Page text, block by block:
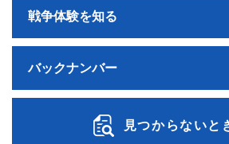
戦争体験を知る
バックナンバー
見つからないと